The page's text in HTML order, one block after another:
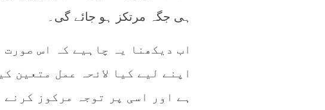
ہی جگہ مرتکز ہو جائے گی۔
اب دیکھنا یہ چاہیے کہ اس
اپنے لیے کیا لائحہ عمل متعین
ہے اور اسی پر توجہ مرکوز